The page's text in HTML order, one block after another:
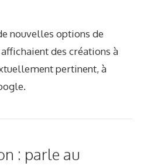
nouvelles options de
des créations à
pertinent, à
: parle au